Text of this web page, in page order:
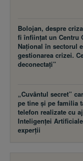
Bolojan, despre
fi înființat un Centru
Național în sectorul
gestionarea crizei.
deconectați”
„Cuvântul secret”
pe tine și pe familia
telefon realizate cu
Inteligenței
experții